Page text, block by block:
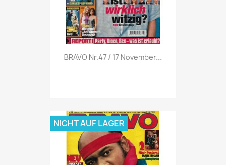
Vorschau
BRAVO Nr.47 / 17 November...
NICHT AUF LAGER